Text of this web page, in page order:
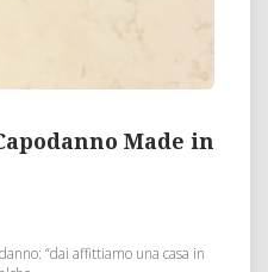
Made in
“dai affittiamo una casa in